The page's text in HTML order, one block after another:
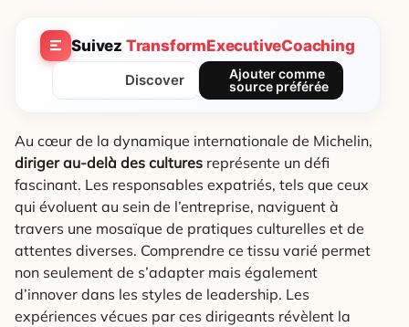
Suivez TransformExecutiveCoaching
Discover
Ajouter comme
source préférée
Au cœur de la dynamique internationale de Michelin,
diriger au-delà des cultures représente un défi
fascinant. Les responsables expatriés, tels que ceux
qui évoluent au sein de l’entreprise, naviguent à
travers une mosaïque de pratiques culturelles et de
attentes diverses. Comprendre ce tissu varié permet
non seulement de s’adapter mais également
d’innover dans les styles de leadership. Les
expériences vécues par ces dirigeants révèlent la